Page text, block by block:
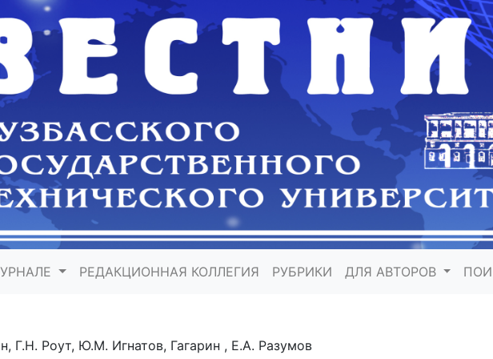
РЕДАКЦИОННАЯ КОЛЛЕГИЯ РУБРИКИ ДЛЯ АВТОРОВ
Г.Н. Роут, Ю.М. Игнатов, Гагарин , Е.А. Разумов